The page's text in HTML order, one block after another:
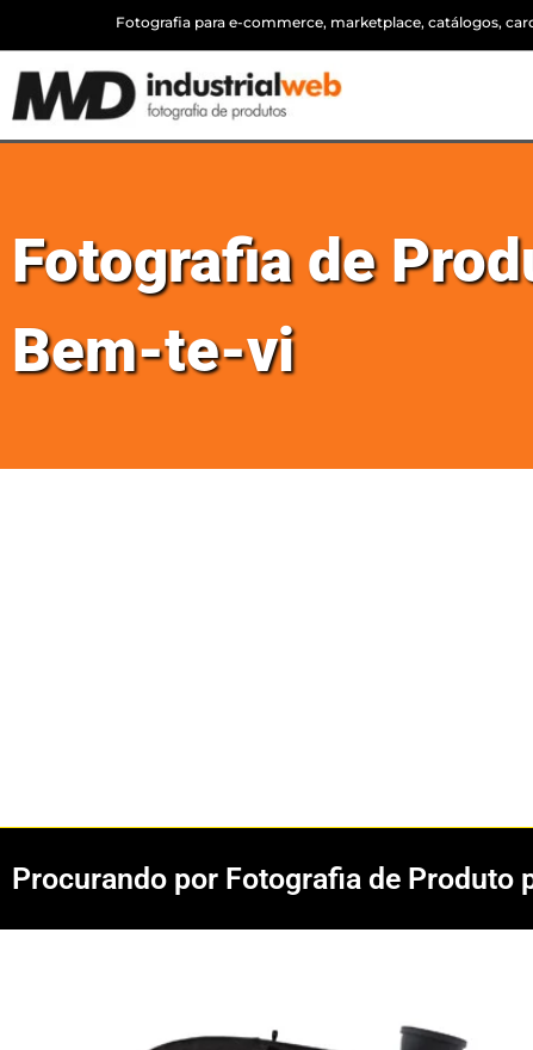
Fotografia para e-commerce, marketplace, catálogos,
Fotografia de
Bem-te-vi
Procurando por Fotografia de Produto